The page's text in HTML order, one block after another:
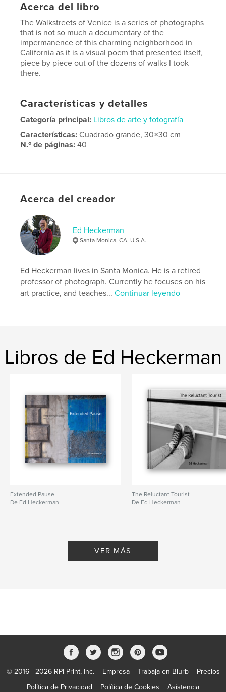
Acerca del libro
The Walkstreets of Venice is a series of photographs
that is not so much a documentary of the
impermanence of this charming neighborhood in
California as it is a visual poem that presented itself,
piece by piece out of the dozens of walks I took
there.
Características y detalles
Categoría principal: Libros de arte y fotografía
Características:Cuadrado grande, 30×30 cm
N.º de páginas:40
photography , Venice
Acerca del creador
Ed Heckerman
Santa Monica, CA, U.S.A.
Ed Heckerman lives in Santa Monica. He is a retired
professor of photograph. Currently he focuses on his
art practice, and teaches...Continuar leyendo
Libros de Ed Heckerman
Extended Pause
De Ed Heckerman
The Reluctant Tourist
De Ed Heckerman
VER MÁS
© 2016 - 2026 RPI Print, Inc. Empresa Trabaja en Blurb
Precios
Política de Privacidad
Política de Cookies Asistencia